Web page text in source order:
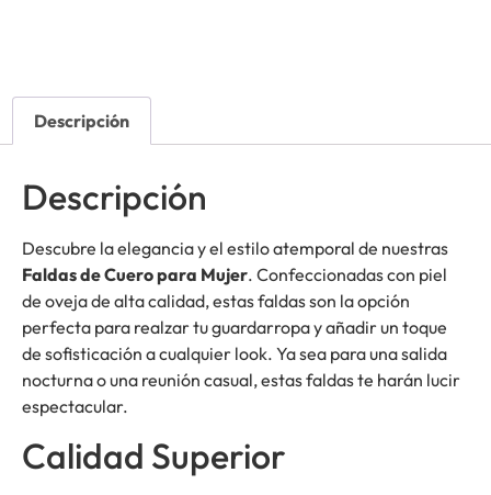
Descripción
Descripción
Descubre la elegancia y el estilo atemporal de nuestras
Faldas de Cuero para Mujer. Confeccionadas con piel
de oveja de alta calidad, estas faldas son la opción
perfecta para realzar tu guardarropa y añadir un toque
de sofisticación a cualquier look. Ya sea para una salida
nocturna o una reunión casual, estas faldas te harán lucir
espectacular.
Calidad Superior